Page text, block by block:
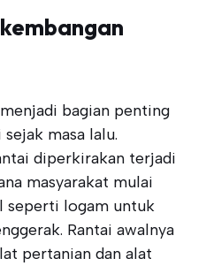
bagian penting
masa lalu.
diperkirakan terjadi
masyarakat mulai
seperti logam untuk
Rantai awalnya
pertanian dan alat